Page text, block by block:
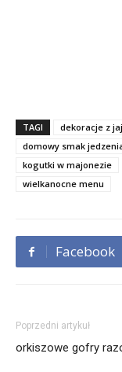
TAGI dekoracje z jaj
domowy smak
kogutki w majonezie
wielkanocne menu
Facebook
Poprzedni artykuł
orkiszowe gofry